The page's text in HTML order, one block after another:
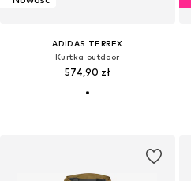
ADIDAS TERREX
Kurtka outdoor
574,90 zł